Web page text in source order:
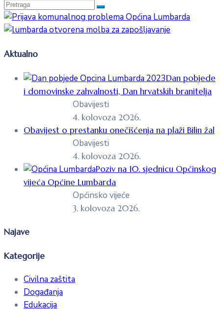
Aktualno
Dan pobjede
i domovinske zahvalnosti, Dan hrvatskih branitelja
Obavijesti
4. kolovoza 2026.
Obavijest o prestanku onečišćenja na plaži Bilin žal
Obavijesti
4. kolovoza 2026.
Poziv na 10. sjednicu Općinskog
vijeća Općine Lumbarda
Općinsko vijeće
3. kolovoza 2026.
Najave
Kategorije
Civilna zaštita
Događanja
Edukacija